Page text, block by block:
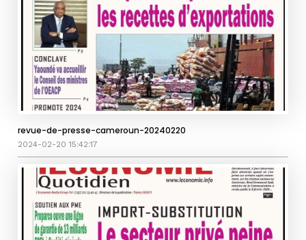
revue-de-presse-cameroun-20240220
2024-02-20 15:42:17